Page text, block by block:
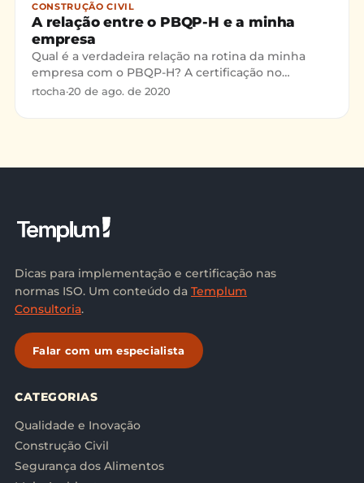
CONSTRUÇÃO CIVIL
A relação entre o PBQP-H e a minha
empresa
Qual é a verdadeira relação na rotina da minha
empresa com o PBQP-H? A certificação no
Programa Brasileiro de Qualidade e Produtividade
rtocha·20 de ago. de 2020
Dicas para implementação e certificação nas
normas ISO. Um conteúdo da Templum
Consultoria.
Falar com um especialista
CATEGORIAS
Qualidade e Inovação
Construção Civil
Segurança dos Alimentos